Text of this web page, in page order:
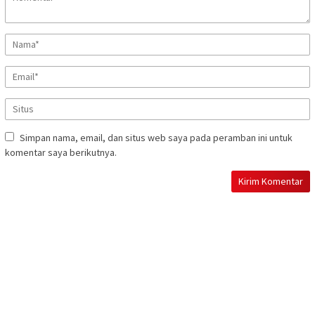
Simpan nama, email, dan situs web saya pada peramban ini untuk
komentar saya berikutnya.